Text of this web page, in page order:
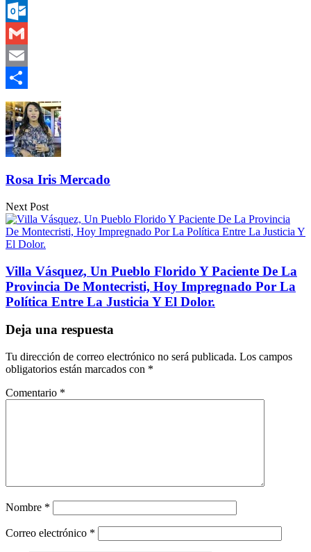
Messenger
Outlook.com
Gmail
Email
Compartir
Rosa Iris Mercado
Next Post
Villa Vásquez, Un Pueblo Florido Y Paciente De La
Provincia De Montecristi, Hoy Impregnado Por La
Política Entre La Justicia Y El Dolor.
Deja una respuesta
Tu dirección de correo electrónico no será publicada. Los campos
obligatorios están marcados con *
Comentario *
Nombre *
Correo electrónico *